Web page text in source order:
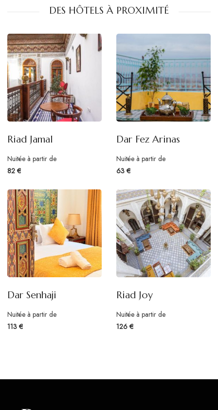
DES HÔTELS À PROXIMITÉ
Riad Jamal
Nuitée à partir de
82 €
Dar Fez Arinas
Nuitée à partir de
63 €
Dar Senhaji
Nuitée à partir de
113 €
Riad Joy
Nuitée à partir de
126 €